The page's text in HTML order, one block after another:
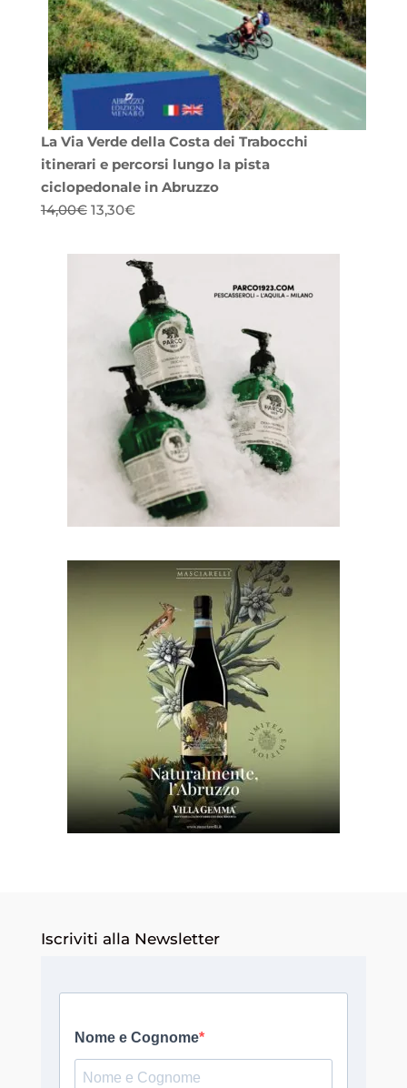
La Via Verde della Costa dei Trabocchi
itinerari e percorsi lungo la pista
ciclopedonale in Abruzzo
14,00€ Il
originale
13,30€Il
attuale
è:
13,30€.
Iscriviti alla Newsletter